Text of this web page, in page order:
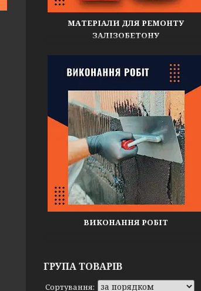
МАТЕРІАЛИ ДЛЯ РЕМОНТУ
ЗАЛІЗОБЕТОНУ
ВИКОНАННЯ РОБІТ
ГРУПА ТОВАРІВ